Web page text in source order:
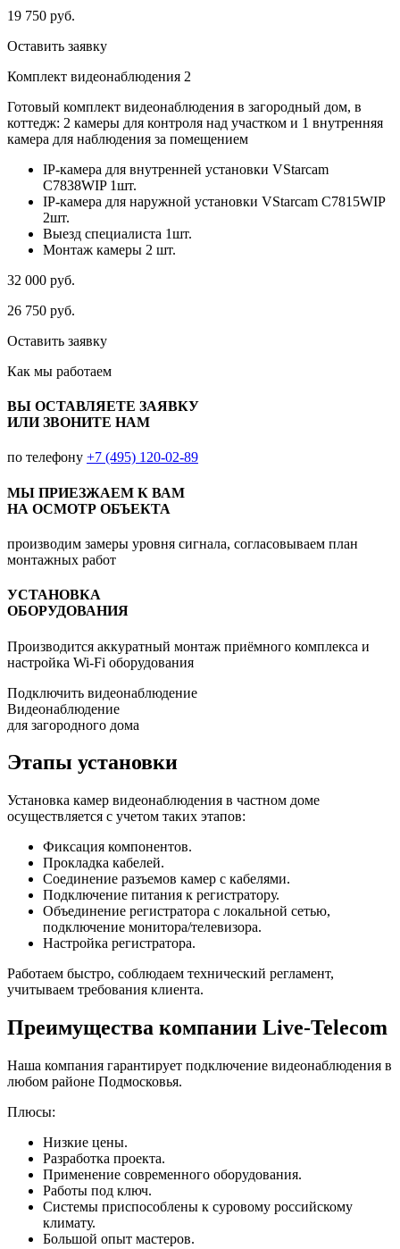
19 750 руб.
Оставить заявку
Комплект видеонаблюдения 2
Готовый комплект видеонаблюдения в загородный дом, в
коттедж: 2 камеры для контроля над участком и 1 внутренняя
камера для наблюдения за помещением
IP-камера для внутренней установки VStarcam
C7838WIP 1шт.
IP-камера для наружной установки VStarcam C7815WIP
2шт.
Выезд специалиста 1шт.
Монтаж камеры 2 шт.
32 000 руб.
26 750 руб.
Оставить заявку
Как мы работаем
ВЫ ОСТАВЛЯЕТЕ ЗАЯВКУ
ИЛИ ЗВОНИТЕ НАМ
по телефону +7 (495) 120-02-89
МЫ ПРИЕЗЖАЕМ К ВАМ
НА ОСМОТР ОБЪЕКТА
производим замеры уровня сигнала, согласовываем план
монтажных работ
УСТАНОВКА
ОБОРУДОВАНИЯ
Производится аккуратный монтаж приёмного комплекса и
настройка Wi-Fi оборудования
Подключить видеонаблюдение
Видеонаблюдение
для загородного дома
Этапы установки
Установка камер видеонаблюдения в частном доме
осуществляется с учетом таких этапов:
Фиксация компонентов.
Прокладка кабелей.
Соединение разъемов камер с кабелями.
Подключение питания к регистратору.
Объединение регистратора с локальной сетью,
подключение монитора/телевизора.
Настройка регистратора.
Работаем быстро, соблюдаем технический регламент,
учитываем требования клиента.
Преимущества компании Live-Telecom
Наша компания гарантирует подключение видеонаблюдения в
любом районе Подмосковья.
Плюсы:
Низкие цены.
Разработка проекта.
Применение современного оборудования.
Работы под ключ.
Системы приспособлены к суровому российскому
климату.
Большой опыт мастеров.